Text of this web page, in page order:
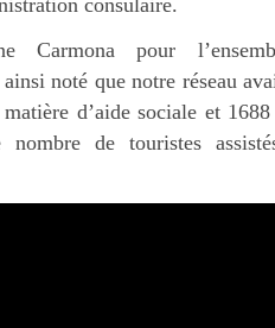
consulaire.
Carmona pour
ainsi noté que notre réseau
d’aide sociale et
de touristes